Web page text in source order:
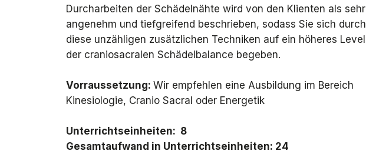
Durcharbeiten der Schädelnähte wird von den Klienten als sehr
angenehm und tiefgreifend beschrieben, sodass Sie sich durch
diese unzähligen zusätzlichen Techniken auf ein höheres Level
der craniosacralen Schädelbalance begeben.
Vorraussetzung: Wir empfehlen eine Ausbildung im Bereich
Kinesiologie, Cranio Sacral oder Energetik
Unterrichtseinheiten: 8
Gesamtaufwand in Unterrichtseinheiten: 24